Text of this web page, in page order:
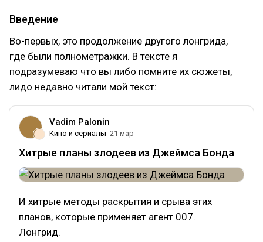
Введение
Во-первых, это продолжение другого лонгрида,
где были полнометражки. В тексте я
подразумеваю что вы либо помните их сюжеты,
лидо недавно читали мой текст:
Vadim Palonin
Кино и сериалы 21 мар
Хитрые планы злодеев из Джеймса Бонда
И хитрые методы раскрытия и срыва этих
планов, которые применяет агент 007.
Лонгрид.